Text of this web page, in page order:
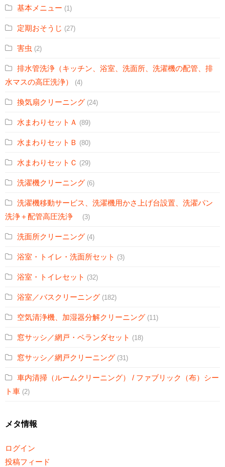
基本メニュー (1)
定期おそうじ (27)
害虫 (2)
排水管洗浄（キッチン、浴室、洗面所、洗濯機の配管、排
水マスの高圧洗浄）
(4)
換気扇クリーニング (24)
水まわりセットＡ (89)
水まわりセットＢ (80)
水まわりセットＣ (29)
洗濯機クリーニング (6)
洗濯機移動サービス、洗濯機用かさ上げ台設置、洗濯パン
洗浄＋配管高圧洗浄
(3)
洗面所クリーニング (4)
浴室・トイレ・洗面所セット (3)
浴室・トイレセット (32)
浴室／バスクリーニング (182)
空気清浄機、加湿器分解クリーニング (11)
窓サッシ／網戸・ベランダセット (18)
窓サッシ／網戸クリーニング (31)
車内清掃（ルームクリーニング） / ファブリック（布）シー
ト車 (2)
メタ情報
ログイン
投稿フィード